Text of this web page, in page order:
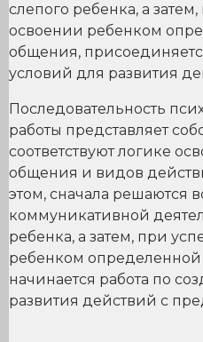
слепого ребенка, а
освоении ребенком
общения,
условий для развития
Последовательность
работы представляет
соответствуют логике
общения и видов
этом, сначала решаются
коммуникативной
ребенка, а затем, при
ребенком
начинается работа по
развития действий с